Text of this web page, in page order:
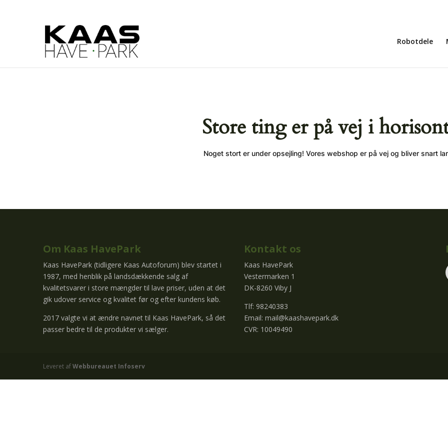
Robotdele
Store ting er på vej i
Noget stort er under opsejling! Vores webshop er på vej og bliver snart
Om Kaas HavePark
Kaas HavePark (tidligere Kaas Autoforum) blev startet i
1987, med henblik på landsdækkende salg af
kvalitetsvarer i store mængder til lave priser, uden at det
gik udover service og kvalitet før og efter kundens køb.
2017 valgte vi at ændre navnet til Kaas HavePark, så det
passer bedre til de produkter vi sælger.
Kontakt os
Kaas HavePark
Vestermarken 1
DK-8260 Viby J
Tlf: 98240383
Email:mail@kaashavepark.dk
CVR: 10049490
Leveret afWebbureauet Infoserv